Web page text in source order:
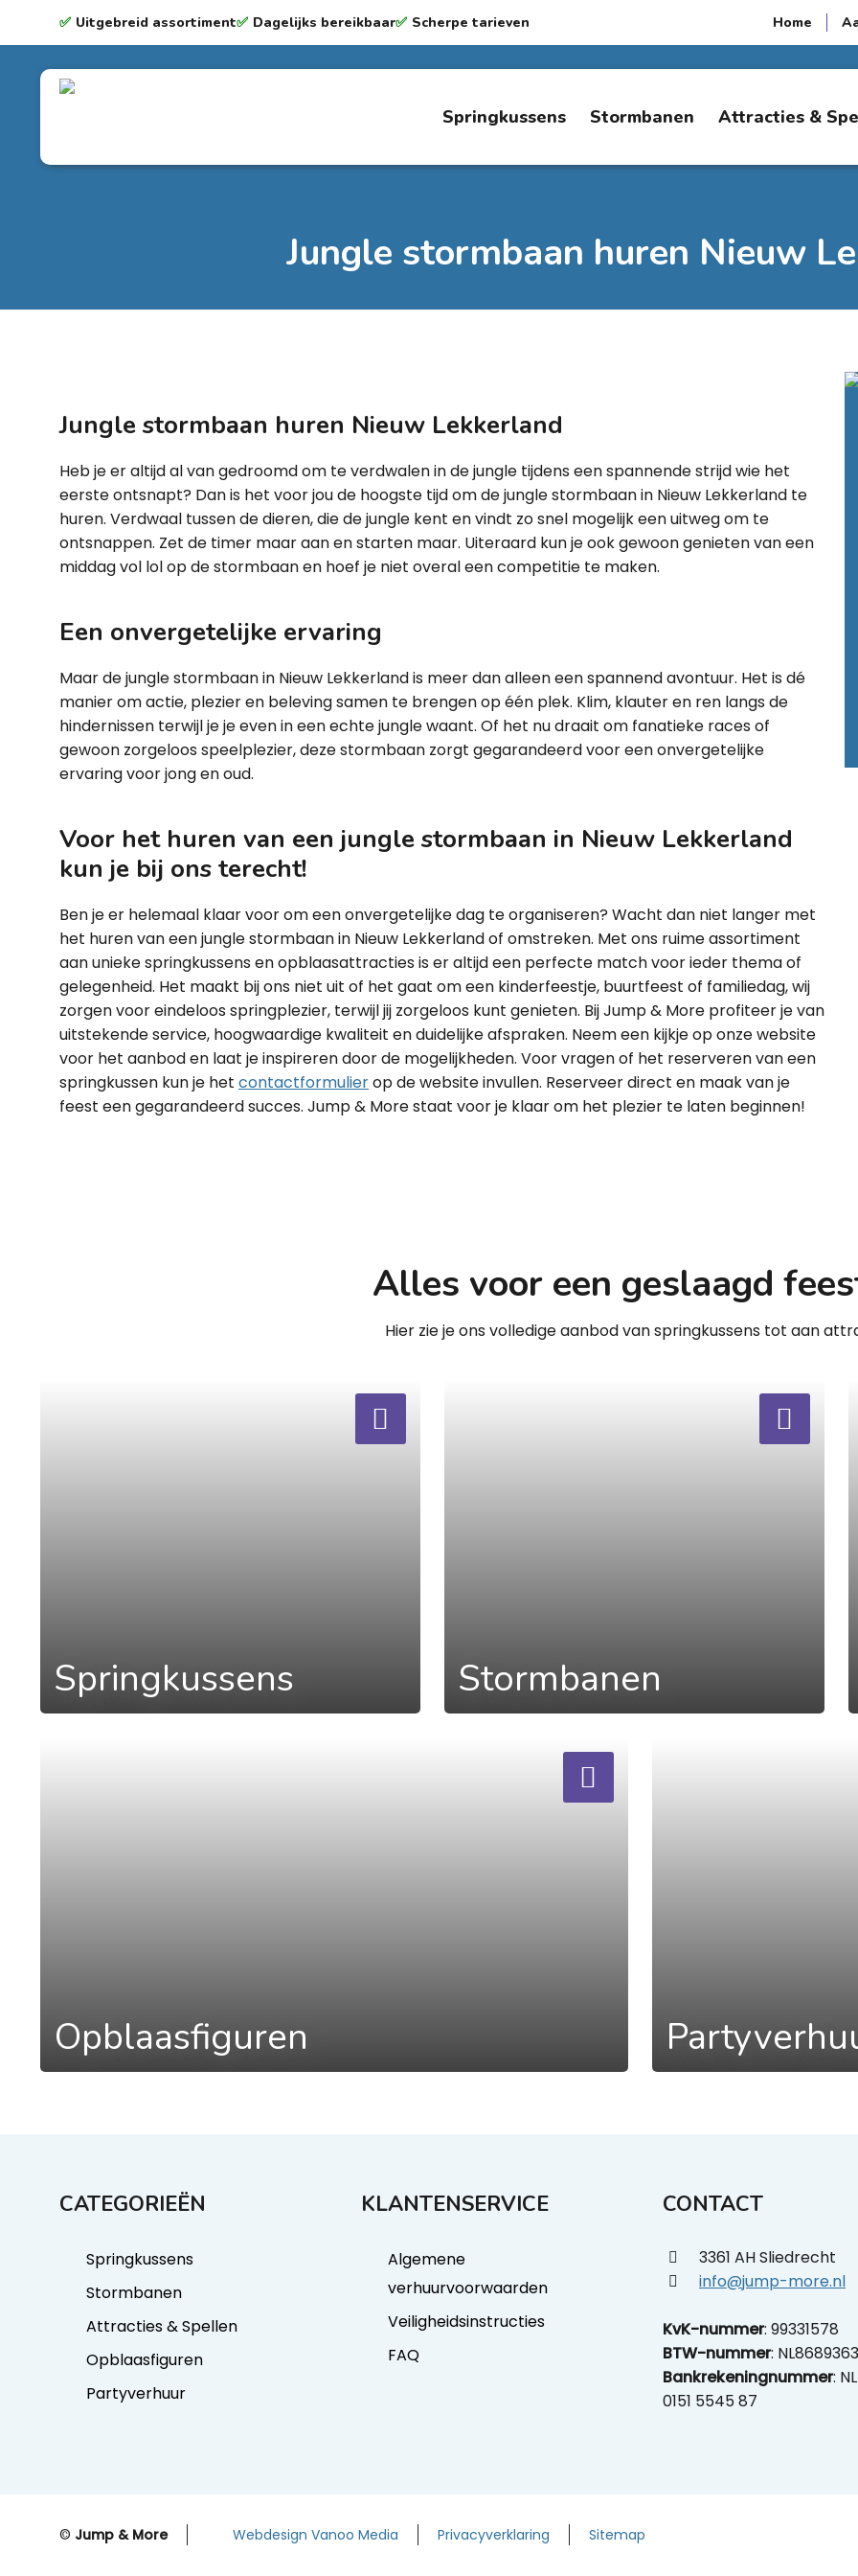
✅ Uitgebreid assortiment✅ Dagelijks bereikbaar✅ Scherpe tarieven Home
Springkussens Stormbanen Attracties &
Jungle stormbaan huren Nieuw
Jungle stormbaan huren Nieuw Lekkerland
Heb je er altijd al van gedroomd om te verdwalen in de jungle tijdens een spannende strijd wie het
eerste ontsnapt? Dan is het voor jou de hoogste tijd om de jungle stormbaan in Nieuw Lekkerland te
huren. Verdwaal tussen de dieren, die de jungle kent en vindt zo snel mogelijk een uitweg om te
ontsnappen. Zet de timer maar aan en starten maar. Uiteraard kun je ook gewoon genieten van een
middag vol lol op de stormbaan en hoef je niet overal een competitie te maken.
Een onvergetelijke ervaring
Maar de jungle stormbaan in Nieuw Lekkerland is meer dan alleen een spannend avontuur. Het is dé
manier om actie, plezier en beleving samen te brengen op één plek. Klim, klauter en ren langs de
hindernissen terwijl je je even in een echte jungle waant. Of het nu draait om fanatieke races of
gewoon zorgeloos speelplezier, deze stormbaan zorgt gegarandeerd voor een onvergetelijke
ervaring voor jong en oud.
Voor het huren van een jungle stormbaan in Nieuw Lekkerland
kun je bij ons terecht!
Ben je er helemaal klaar voor om een onvergetelijke dag te organiseren? Wacht dan niet langer met
het huren van een jungle stormbaan in Nieuw Lekkerland of omstreken. Met ons ruime assortiment
aan unieke springkussens en opblaasattracties is er altijd een perfecte match voor ieder thema of
gelegenheid. Het maakt bij ons niet uit of het gaat om een kinderfeestje, buurtfeest of familiedag, wij
zorgen voor eindeloos springplezier, terwijl jij zorgeloos kunt genieten. Bij Jump & More profiteer je van
uitstekende service, hoogwaardige kwaliteit en duidelijke afspraken. Neem een kijkje op onze website
voor het aanbod en laat je inspireren door de mogelijkheden. Voor vragen of het reserveren van een
springkussen kun je het contactformulierop de website invullen. Reserveer direct en maak van je
feest een gegarandeerd succes. Jump & More staat voor je klaar om het plezier te laten beginnen!
Alles voor een geslaagd
Hier zie je ons volledige aanbod van springkussens tot aan
Springkussens Stormbanen
Opblaasfiguren
CATEGORIEËN
Springkussens
Stormbanen
Attracties & Spellen
Opblaasfiguren
Partyverhuur
KLANTENSERVICE
Algemene
verhuurvoorwaarden
Veiligheidsinstructies
FAQ
CONTACT
3361 AH Sliedrecht
info@jump-more.nl
KvK-nummer: 99331578
BTW-nummer:
Bankrekeningnummer:
0151 5545 87
© Jump & More Webdesign Vanoo Media Privacyverklaring Sitemap